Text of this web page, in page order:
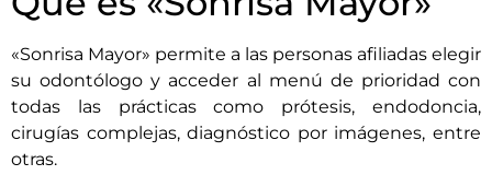
«Sonrisa Mayor» permite a las personas afiliadas elegir
su odontólogo y acceder al menú de prioridad con
todas las prácticas como prótesis, endodoncia,
cirugías complejas, diagnóstico por imágenes, entre
otras.